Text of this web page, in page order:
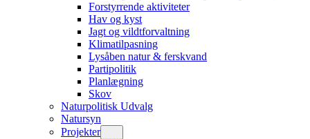
Forstyrrende aktiviteter
Hav og kyst
Jagt og vildtforvaltning
Klimatilpasning
Lysåben natur & ferskvand
Partipolitik
Planlægning
Skov
Naturpolitisk Udvalg
Natursyn
Projekter